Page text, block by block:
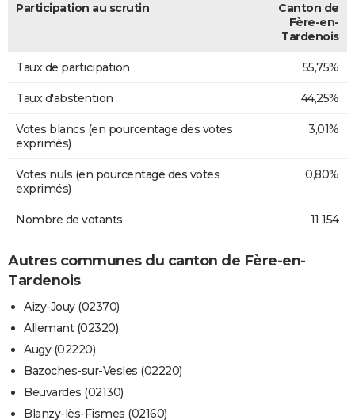
Participation au scrutin
Canton de
Fère-en-
Tardenois
Taux de participation 55,75%
Taux d'abstention 44,25%
Votes blancs (en pourcentage des votes
exprimés)
3,01%
Votes nuls (en pourcentage des votes
exprimés)
0,80%
Nombre de votants 11 154
Autres communes du canton de Fère-en-
Tardenois
Aizy-Jouy (02370)
Allemant (02320)
Augy (02220)
Bazoches-sur-Vesles (02220)
Beuvardes (02130)
Blanzy-lès-Fismes (02160)